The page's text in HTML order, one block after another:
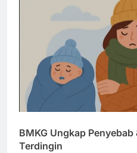
BMKG Ungkap Penyebab
Terdingin